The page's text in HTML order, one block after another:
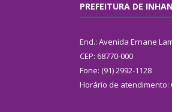
PREFEITURA DE
End.: Avenida Ernane
CEP: 68770-000
Fone: (91) 2992-1128
Horário de atendimento: